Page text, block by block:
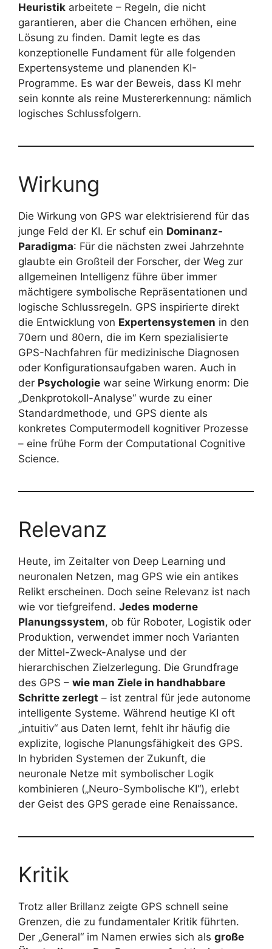
Heuristik arbeitete – Regeln, die nicht
garantieren, aber die Chancen erhöhen, eine
Lösung zu finden. Damit legte es das
konzeptionelle Fundament für alle folgenden
Expertensysteme und planenden KI-
Programme. Es war der Beweis, dass KI mehr
sein konnte als reine Mustererkennung: nämlich
logisches Schlussfolgern.
Wirkung
Die Wirkung von GPS war elektrisierend für das
junge Feld der KI. Er schuf ein Dominanz-
Paradigma: Für die nächsten zwei Jahrzehnte
glaubte ein Großteil der Forscher, der Weg zur
allgemeinen Intelligenz führe über immer
mächtigere symbolische Repräsentationen und
logische Schlussregeln. GPS inspirierte direkt
die Entwicklung von Expertensystemen in den
70ern und 80ern, die im Kern spezialisierte
GPS-Nachfahren für medizinische Diagnosen
oder Konfigurationsaufgaben waren. Auch in
der Psychologie war seine Wirkung enorm: Die
„Denkprotokoll-Analyse“ wurde zu einer
Standardmethode, und GPS diente als
konkretes Computermodell kognitiver Prozesse
– eine frühe Form der Computational Cognitive
Science.
Relevanz
Heute, im Zeitalter von Deep Learning und
neuronalen Netzen, mag GPS wie ein antikes
Relikt erscheinen. Doch seine Relevanz ist nach
wie vor tiefgreifend. Jedes moderne
Planungssystem, ob für Roboter, Logistik oder
Produktion, verwendet immer noch Varianten
der Mittel-Zweck-Analyse und der
hierarchischen Zielzerlegung. Die Grundfrage
des GPS – wie man Ziele in handhabbare
Schritte zerlegt – ist zentral für jede autonome
intelligente Systeme. Während heutige KI oft
„intuitiv“ aus Daten lernt, fehlt ihr häufig die
explizite, logische Planungsfähigkeit des GPS.
In hybriden Systemen der Zukunft, die
neuronale Netze mit symbolischer Logik
kombinieren („Neuro-Symbolische KI“), erlebt
der Geist des GPS gerade eine Renaissance.
Kritik
Trotz aller Brillanz zeigte GPS schnell seine
Grenzen, die zu fundamentaler Kritik führten.
Der „General“ im Namen erwies sich als große